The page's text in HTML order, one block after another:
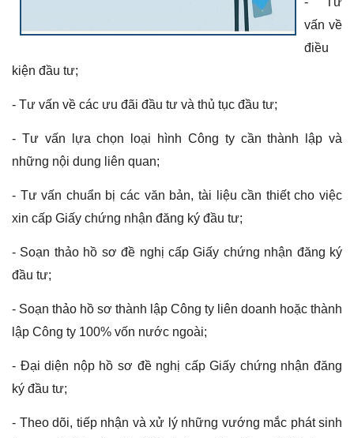
vấn về
điều
kiện đầu tư;
- Tư vấn về các ưu đãi đầu tư và thủ tục đầu tư;
- Tư vấn lựa chọn loại hình Công ty cần thành lập và
những nội dung liên quan;
- Tư vấn chuẩn bị các văn bản, tài liệu cần thiết cho việc
xin cấp Giấy chứng nhận đăng ký đầu tư;
- Soạn thảo hồ sơ đề nghị cấp Giấy chứng nhận đăng ký
đầu tư;
- Soạn thảo hồ sơ thành lập Công ty liên doanh hoặc thành
lập Công ty 100% vốn nước ngoài;
- Đại diện nộp hồ sơ đề nghị cấp Giấy chứng nhận đăng
ký đầu tư;
- Theo dõi, tiếp nhận và xử lý những vướng mắc phát sinh